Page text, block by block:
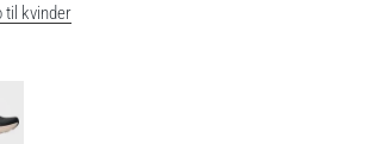
til kvinder